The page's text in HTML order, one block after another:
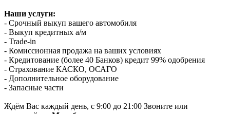
Наши услуги:
- Срочный выкуп вашего автомобиля
- Выкуп кредитных а/м
- Trade-in
- Комиссионная продажа на ваших условиях
- Кредитование (более 40 Банков) кредит 99% одобрения
- Страхование КАСКО, ОСАГО
- Дополнительное оборудование
- Запасные части
Ждём Вас каждый день, с 9:00 до 21:00 Звоните или